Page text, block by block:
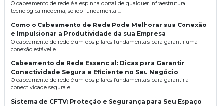
O cabeamento de rede é a espinha dorsal de qualquer infraestrutura
tecnológica moderna, sendo fundamental...
Como o Cabeamento de Rede Pode Melhorar sua Conexão
e Impulsionar a Produtividade da sua Empresa
O cabeamento de rede é um dos pilares fundamentais para garantir uma
conexão estável e...
Cabeamento de Rede Essencial: Dicas para Garantir
Conectividade Segura e Eficiente no Seu Negócio
O cabeamento de rede é um dos pilares fundamentais para garantir a
conectividade segura e...
Sistema de CFTV: Proteção e Segurança para Seu Espaço